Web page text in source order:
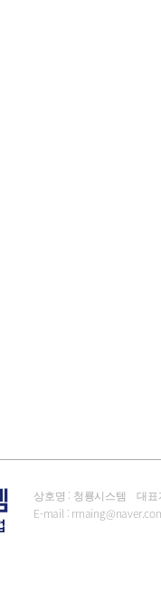
상호명 : 청룡시스템 대표
E-mail :